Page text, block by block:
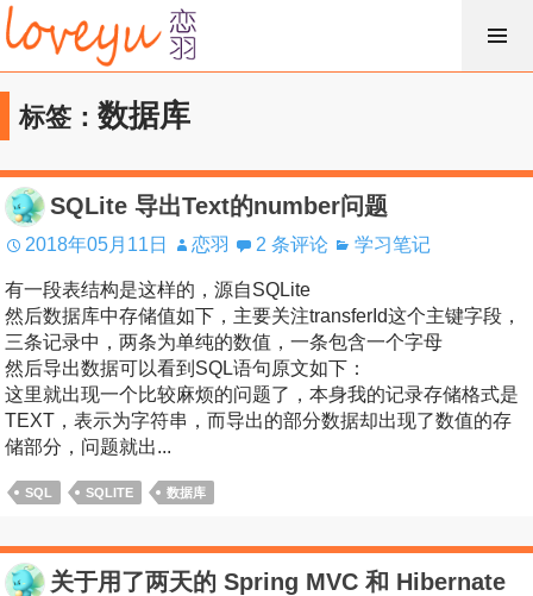
跳
过
内
容标签： 数据库
SQLite 导出Text的number问题
2018年05月11日 恋羽 2 条评论 学习笔记
有一段表结构是这样的，源自SQLite
然后数据库中存储值如下，主要关注transferId这个主键字段，
三条记录中，两条为单纯的数值，一条包含一个字母
然后导出数据可以看到SQL语句原文如下：
这里就出现一个比较麻烦的问题了，本身我的记录存储格式是
TEXT，表示为字符串，而导出的部分数据却出现了数值的存
储部分，问题就出...
SQL SQLITE 数据库
关于用了两天的 Spring MVC 和 Hibernate